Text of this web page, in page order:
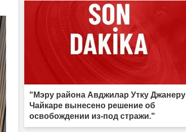
"Мэру района Авджилар Утку Джанеру
Чайкаре вынесено решение об
освобождении из-под стражи."